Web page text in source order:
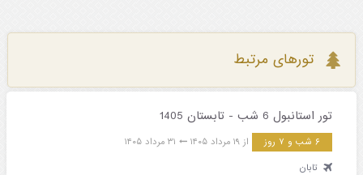
تورهای مرتبط
تور استانبول 6 شب - تابستان 1405
۶ شب و ۷ روز از ۱۹ مرداد ۱۴۰۵
۳۱ مرداد ۱۴۰۵
تابان